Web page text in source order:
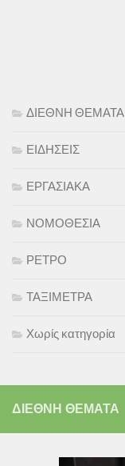
ΔΙΕΘΝΗ ΘΕΜΑΤΑ
ΕΙΔΗΣΕΙΣ
ΕΡΓΑΣΙΑΚΑ
ΝΟΜΟΘΕΣΙΑ
ΡΕΤΡΟ
ΤΑΞΙΜΕΤΡΑ
Χωρίς κατηγορία
ΔΙΕΘΝΗ ΘΕΜΑΤΑ